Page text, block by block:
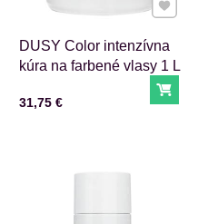
DUSY Color intenzívna
kúra na farbené vlasy 1 L
Cena s DPH
31,75 € Do